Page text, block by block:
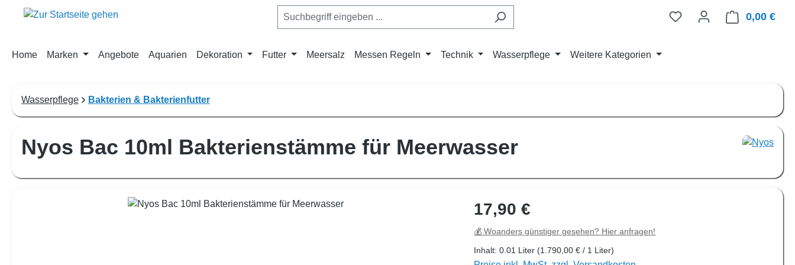
Hauptinhalt springen
Zur Suche springen
Zur Hauptnavigation springen 0,00 €
Home Marken Angebote Aquarien Dekoration Futter Meersalz Messen Regeln Technik Wasserpflege Weitere Kategorien
Wasserpflege Bakterien & Bakterienfutter
Nyos Bac 10ml Bakterienstämme für Meerwasser
Bildergalerie überspringen Regulärer Preis:
17,90 €
💰 Woanders günstiger gesehen? Hier anfragen!
Inhalt:0.01 Liter (1.790,00 € / 1 Liter)